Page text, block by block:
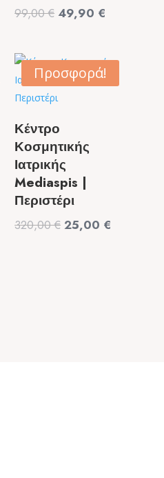
99,00€ Original
99,00 €.
49,90 €
49,90 €.
Προσφορά!
Κέντρο
Κοσμητικής
Ιατρικής
Mediaspis |
Περιστέρι
320,00€ Original
25,00 €